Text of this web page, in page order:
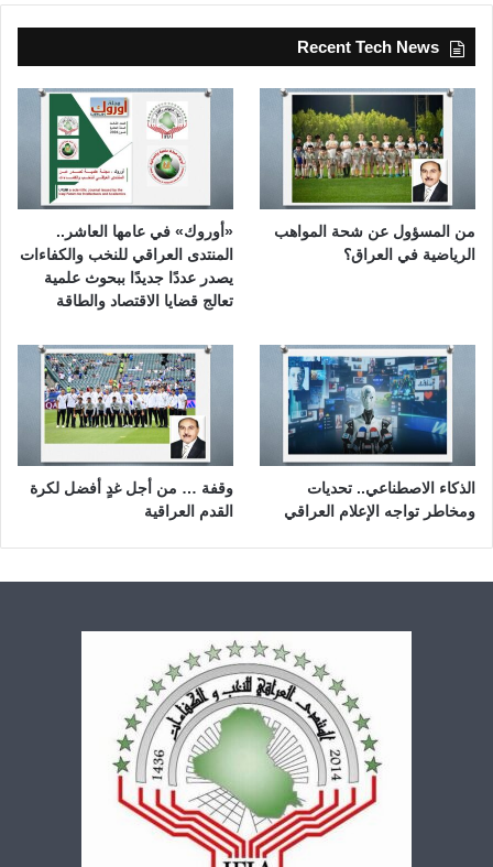
Recent Tech News
من المسؤول عن شحة المواهب
الرياضية في العراق؟
«أوروك» في عامها العاشر..
المنتدى العراقي للنخب والكفاءات
يصدر عددًا جديدًا ببحوث علمية
تعالج قضايا الاقتصاد والطاقة
الذكاء الاصطناعي.. تحديات
ومخاطر تواجه الإعلام العراقي
وقفة … من أجل غدٍ أفضل لكرة
القدم العراقية